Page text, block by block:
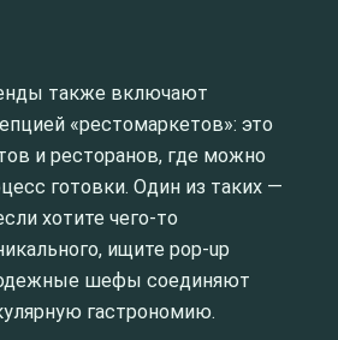
также включают
«рестомаркетов»: это
и ресторанов, где можно
готовки. Один из таких —
хотите чего-то
ищите pop-up
шефы соединяют
гастрономию.